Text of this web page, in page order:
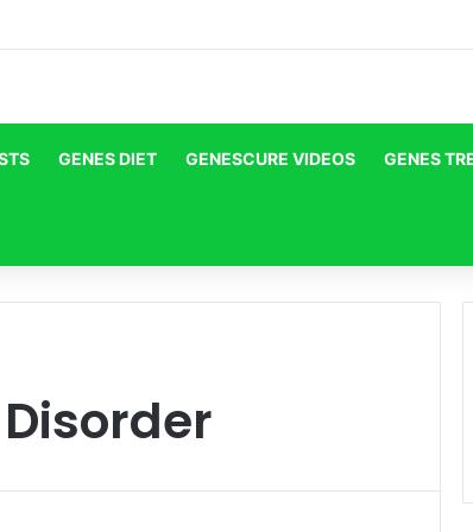
GENES DIET GENESCURE VIDEOS GENES